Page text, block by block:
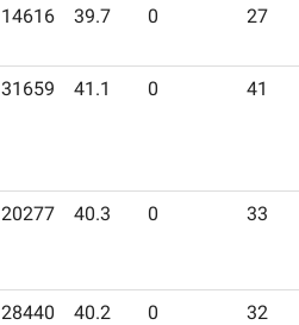
14616 39.7 0 27
31659 41.1 0 41
20277 40.3 0 33
28440 40.2 0 32